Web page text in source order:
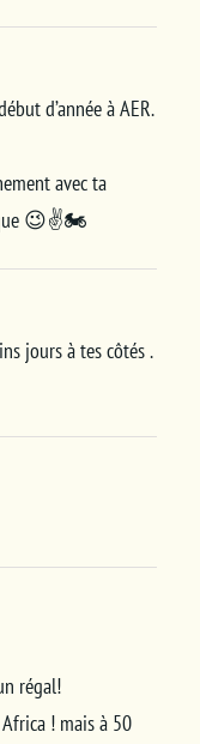
d’année à AER.
avec ta
😉✌️🏍
jours à tes côtés .
régal!
! mais à 50